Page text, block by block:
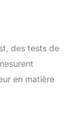
des tests de
en matière